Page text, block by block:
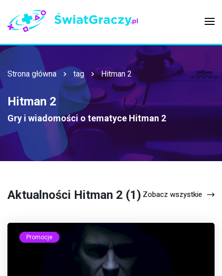
Strona główna tag Hitman 2
Hitman 2
Gry i wiadomości o tematyce Hitman 2
Aktualności Hitman 2 (1) Zobacz wszystkie
Promocje